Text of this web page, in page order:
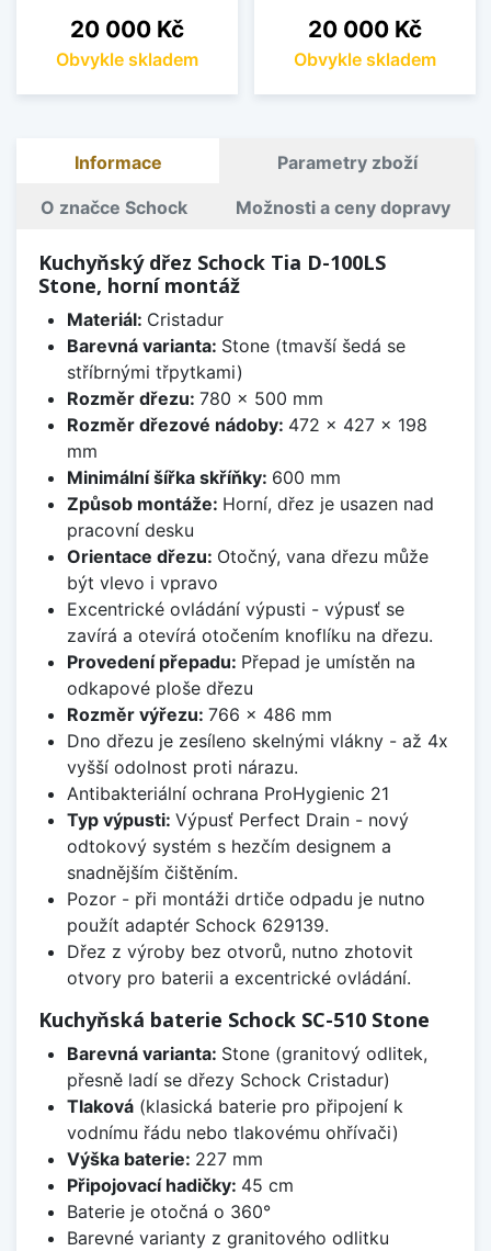
Cena
20 000 Kč
Obvykle skladem
Cena
20 000 Kč
Obvykle skladem
Informace Parametry zboží
O značce Schock Možnosti a ceny dopravy
Kuchyňský dřez Schock Tia D-100LS
Stone, horní montáž
Materiál: Cristadur
Barevná varianta: Stone (tmavší šedá se
stříbrnými třpytkami)
Rozměr dřezu: 780 x 500 mm
Rozměr dřezové nádoby: 472 x 427 x 198
mm
Minimální šířka skříňky: 600 mm
Způsob montáže: Horní, dřez je usazen nad
pracovní desku
Orientace dřezu: Otočný, vana dřezu může
být vlevo i vpravo
Excentrické ovládání výpusti - výpusť se
zavírá a otevírá otočením knoflíku na dřezu.
Provedení přepadu: Přepad je umístěn na
odkapové ploše dřezu
Rozměr výřezu: 766 x 486 mm
Dno dřezu je zesíleno skelnými vlákny - až 4x
vyšší odolnost proti nárazu.
Antibakteriální ochrana ProHygienic 21
Typ výpusti: Výpusť Perfect Drain - nový
odtokový systém s hezčím designem a
snadnějším čištěním.
Pozor - při montáži drtiče odpadu je nutno
použít adaptér Schock 629139.
Dřez z výroby bez otvorů, nutno zhotovit
otvory pro baterii a excentrické ovládání.
Kuchyňská baterie Schock SC-510 Stone
Barevná varianta: Stone (granitový odlitek,
přesně ladí se dřezy Schock Cristadur)
Tlaková(klasická baterie pro připojení k
vodnímu řádu nebo tlakovému ohřívači)
Výška baterie: 227 mm
Připojovací hadičky: 45 cm
Baterie je otočná o 360°
Barevné varianty z granitového odlitku